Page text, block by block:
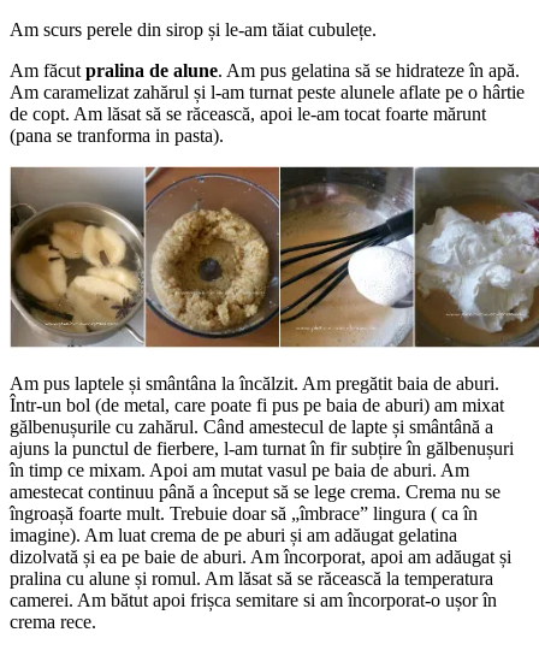
Am scurs perele din sirop și le-am tăiat cubulețe.
Am făcut pralina de alune. Am pus gelatina să se hidrateze în apă.
Am caramelizat zahărul și l-am turnat peste alunele aflate pe o hârtie
de copt. Am lăsat să se răcească, apoi le-am tocat foarte mărunt
(pana se tranforma in pasta).
Am pus laptele și smântâna la încălzit. Am pregătit baia de aburi.
Într-un bol (de metal, care poate fi pus pe baia de aburi) am mixat
gălbenușurile cu zahărul. Când amestecul de lapte și smântână a
ajuns la punctul de fierbere, l-am turnat în fir subțire în gălbenușuri
în timp ce mixam. Apoi am mutat vasul pe baia de aburi. Am
amestecat continuu până a început să se lege crema. Crema nu se
îngroașă foarte mult. Trebuie doar să „îmbrace” lingura ( ca în
imagine). Am luat crema de pe aburi și am adăugat gelatina
dizolvată și ea pe baie de aburi. Am încorporat, apoi am adăugat și
pralina cu alune și romul. Am lăsat să se răcească la temperatura
camerei. Am bătut apoi frișca semitare si am încorporat-o ușor în
crema rece.